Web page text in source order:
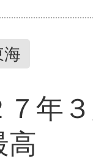
海
年
高